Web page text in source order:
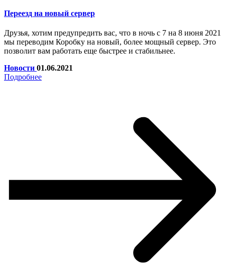
Переезд на новый сервер
Друзья, хотим предупредить вас, что в ночь с 7 на 8 июня 2021
мы переводим Коробку на новый, более мощный сервер. Это
позволит вам работать еще быстрее и стабильнее.
Новости 01.06.2021
Подробнее